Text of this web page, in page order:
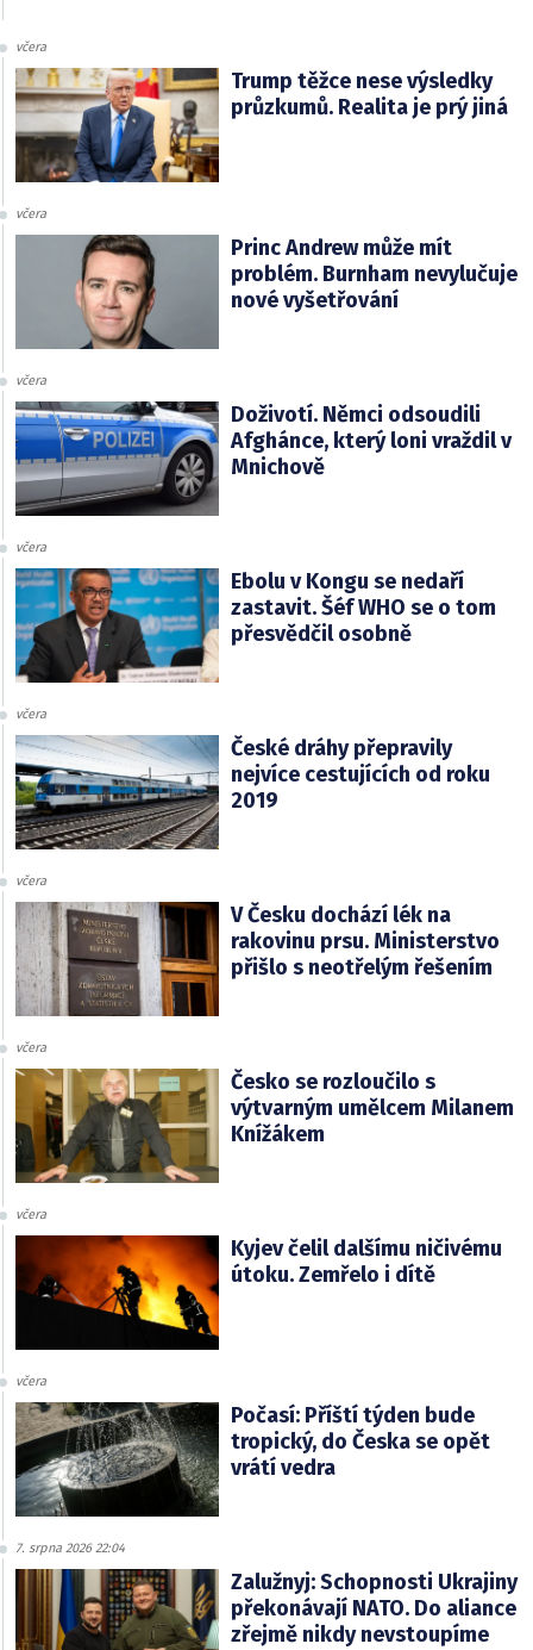
včera
Trump těžce nese výsledky
průzkumů. Realita je prý jiná
včera
Princ Andrew může mít
problém. Burnham nevylučuje
nové vyšetřování
včera
Doživotí. Němci odsoudili
Afghánce, který loni vraždil v
Mnichově
včera
Ebolu v Kongu se nedaří
zastavit. Šéf WHO se o tom
přesvědčil osobně
včera
České dráhy přepravily
nejvíce cestujících od roku
2019
včera
V Česku dochází lék na
rakovinu prsu. Ministerstvo
přišlo s neotřelým řešením
včera
Česko se rozloučilo s
výtvarným umělcem Milanem
Knížákem
včera
Kyjev čelil dalšímu ničivému
útoku. Zemřelo i dítě
včera
Počasí: Příští týden bude
tropický, do Česka se opět
vrátí vedra
7. srpna 2026 22:04
Zalužnyj: Schopnosti Ukrajiny
překonávají NATO. Do aliance
zřejmě nikdy nevstoupíme